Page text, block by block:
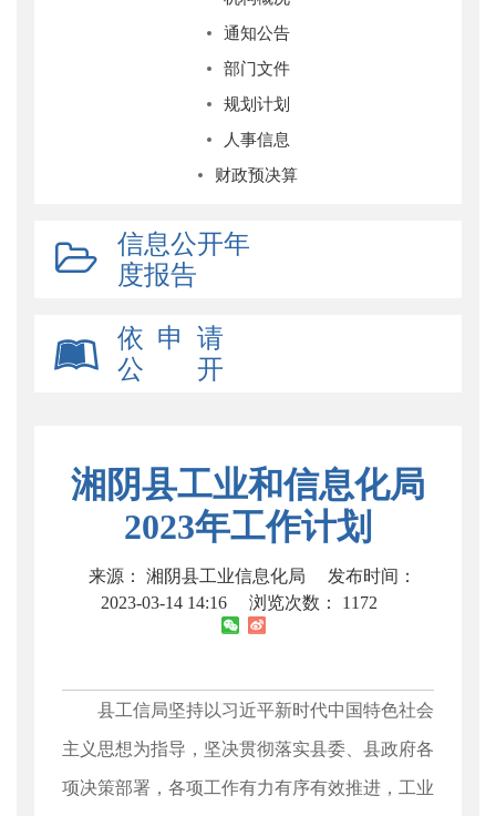
通知公告
部门文件
规划计划
人事信息
财政预决算
信息公开年
度报告
依 申 请
公 开
湘阴县工业和信息化局
2023年工作计划
来源： 湘阴县工业信息化局
发布时间：
2023-03-14 14:16
浏览次数： 1172
县工信局坚持以习近平新时代中国特色社会
主义思想为指导，坚决贯彻落实县委、县政府各
项决策部署，各项工作有力有序有效推进，工业